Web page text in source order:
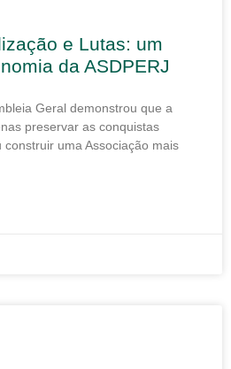
e Lutas: um
da ASDPERJ
Geral demonstrou que a
preservar as conquistas
uma Associação mais